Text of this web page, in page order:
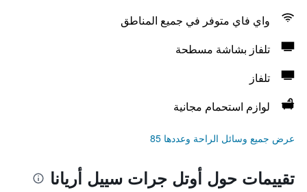
واي فاي متوفر في جميع المناطق
تلفاز بشاشة مسطحة
تلفاز
لوازم استحمام مجانية
عرض جميع وسائل الراحة وعددها 85
تقييمات حول أوتل جرات سييل أريانا